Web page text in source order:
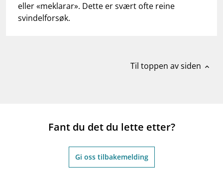
eller «meklarar». Dette er svært ofte reine
svindelforsøk.
Til toppen av siden expand_less
Fant du det du lette etter?
Gi oss tilbakemelding